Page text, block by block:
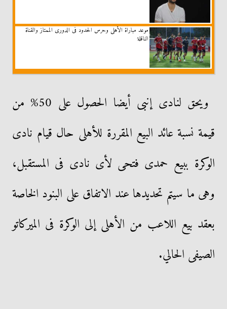
موعد مباراة الأهلى وحرس الحدود فى الدورى الممتاز والقناة
الناقلة
ويحق لنادى إنبى أيضا الحصول على 50% من
قيمة نسبة عائد البيع المقررة للأهلى حال قيام نادى
الوكرة ببيع حمدى فتحى لأى نادى فى المستقبل،
وهى ما سيتم تحديدها عند الاتفاق على البنود الخاصة
بعقد بيع اللاعب من الأهلى إلى الوكرة فى الميركاتو
الصيفى الحالي.